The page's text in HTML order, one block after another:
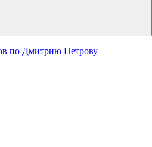
по Дмитрию Петрову